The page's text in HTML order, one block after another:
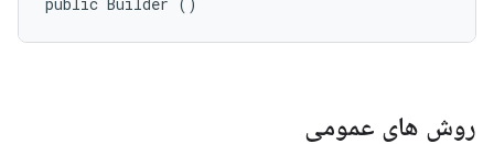
روش های عمومی